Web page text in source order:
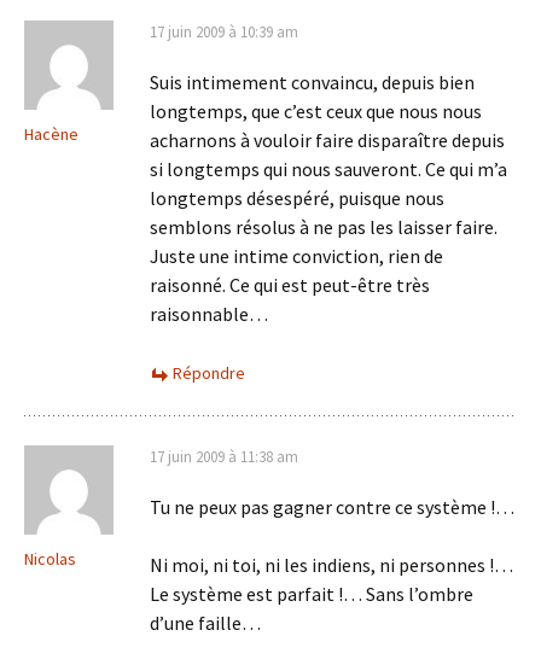
Hacène
17 juin 2009 à 10:39 am
Suis intimement convaincu, depuis bien
longtemps, que c’est ceux que nous nous
acharnons à vouloir faire disparaître depuis
si longtemps qui nous sauveront. Ce qui m’a
longtemps désespéré, puisque nous
semblons résolus à ne pas les laisser faire.
Juste une intime conviction, rien de
raisonné. Ce qui est peut-être très
raisonnable…
Répondre
Nicolas
17 juin 2009 à 11:38 am
Tu ne peux pas gagner contre ce système !…
Ni moi, ni toi, ni les indiens, ni personnes !…
Le système est parfait !… Sans l’ombre
d’une faille…